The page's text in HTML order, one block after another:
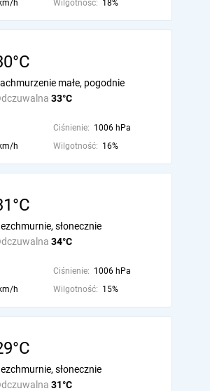
h Wilgotność: 18%
33°C
małe, pogodnie
Ciśnienie: 1006 hPa
h Wilgotność: 16%
34°C
słonecznie
Ciśnienie: 1006 hPa
h Wilgotność: 15%
31°C
słonecznie